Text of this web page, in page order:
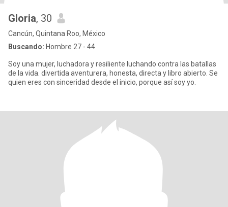
Gloria, 30
Cancún, Quintana Roo, México
Buscando: Hombre 27 - 44
Soy una mujer, luchadora y resiliente luchando contra las batallas
de la vida. divertida aventurera, honesta, directa y libro abierto. Se
quien eres con sinceridad desde el inicio, porque así soy yo.